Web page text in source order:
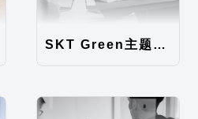
SKT Green主题汉化包